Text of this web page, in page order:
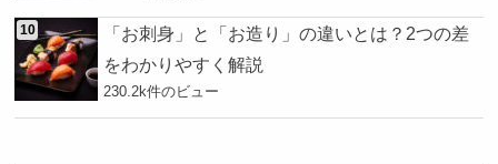
「お刺身」と「お造り」の違いとは？2つの差
をわかりやすく解説
230.2k件のビュー